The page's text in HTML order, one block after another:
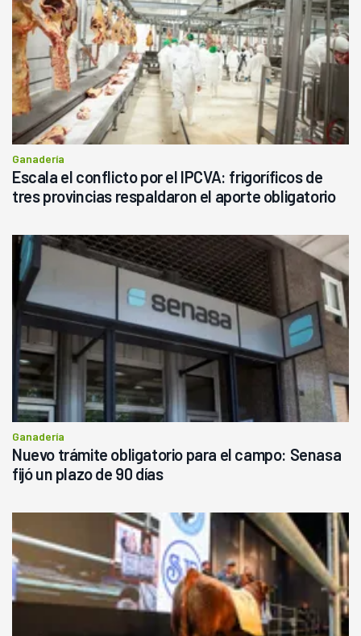
Ganadería
Escala el conflicto por el IPCVA: frigoríficos de
tres provincias respaldaron el aporte obligatorio
Ganadería
Nuevo trámite obligatorio para el campo: Senasa
fijó un plazo de 90 días